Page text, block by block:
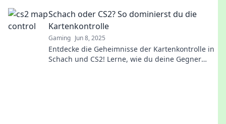
Schach oder CS2? So dominierst du die
Kartenkontrolle
Gaming Jun 8, 2025
Entdecke die Geheimnisse der Kartenkontrolle in
Schach und CS2! Lerne, wie du deine Gegner